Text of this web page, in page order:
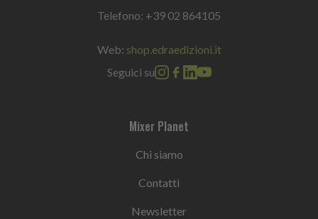
Telefono: +39 02 864105
Web: shop.edraedizioni.it
Seguici su
Mixer Planet
Chi siamo
Contatti
Newsletter